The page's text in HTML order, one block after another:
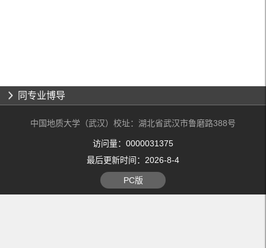
同专业博导
中国地质大学（武汉）校址：湖北省武汉市鲁磨路388号
访问量： 0000031375
最后更新时间： 2026-8-4
PC版